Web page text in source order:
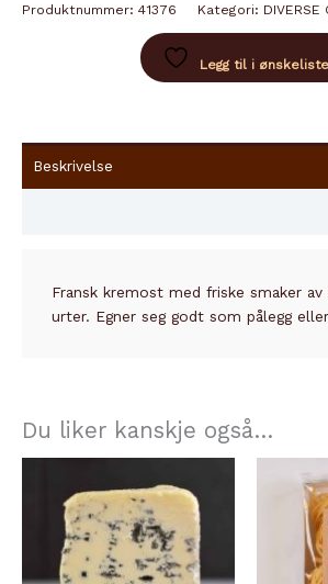
Produktnummer: 41376 Kategori: DIVERSE
Legg til i ønskeliste
Beskrivelse
Fransk kremost med friske smaker
urter. Egner seg godt som pålegg
Du liker kanskje også…